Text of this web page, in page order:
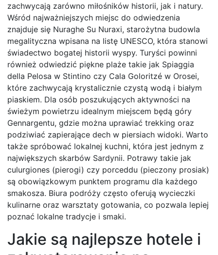
zachwycają zarówno miłośników historii, jak i natury.
Wśród najważniejszych miejsc do odwiedzenia
znajduje się Nuraghe Su Nuraxi, starożytna budowla
megalityczna wpisana na listę UNESCO, która stanowi
świadectwo bogatej historii wyspy. Turyści powinni
również odwiedzić piękne plaże takie jak Spiaggia
della Pelosa w Stintino czy Cala Goloritzé w Orosei,
które zachwycają krystalicznie czystą wodą i białym
piaskiem. Dla osób poszukujących aktywności na
świeżym powietrzu idealnym miejscem będą góry
Gennargentu, gdzie można uprawiać trekking oraz
podziwiać zapierające dech w piersiach widoki. Warto
także spróbować lokalnej kuchni, która jest jednym z
największych skarbów Sardynii. Potrawy takie jak
culurgiones (pierogi) czy porceddu (pieczony prosiak)
są obowiązkowym punktem programu dla każdego
smakosza. Biura podróży często oferują wycieczki
kulinarne oraz warsztaty gotowania, co pozwala lepiej
poznać lokalne tradycje i smaki.
Jakie są najlepsze hotele i